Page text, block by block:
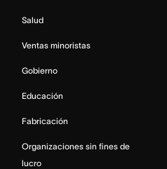
Salud
Ventas minoristas
Gobierno
Educación
Fabricación
Organizaciones sin fines de
lucro